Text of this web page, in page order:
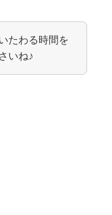
たわる時間を
いね♪